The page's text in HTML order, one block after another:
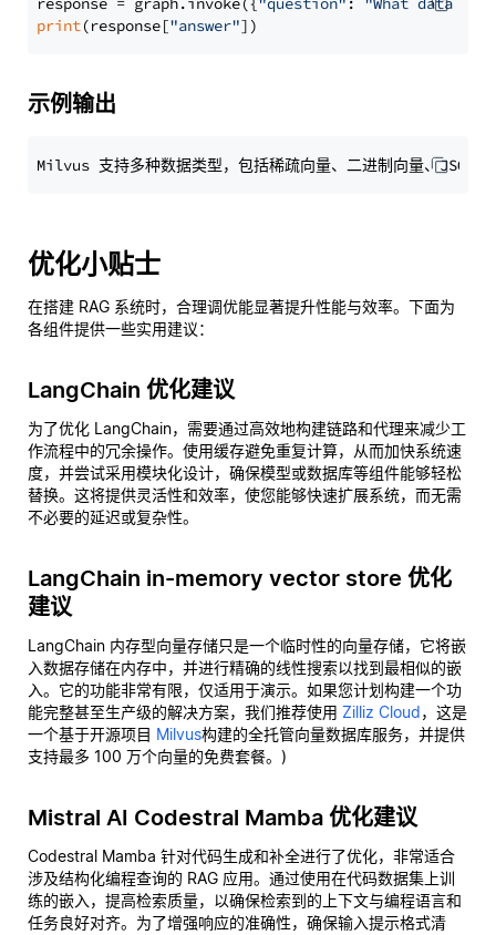
print(response["answer"
示例输出
优化小贴士
在搭建 RAG 系统时，合理调优能显著提升性能与效率。下面为
各组件提供一些实用建议：
LangChain 优化建议
为了优化 LangChain，需要通过高效地构建链路和代理来减少工
作流程中的冗余操作。使用缓存避免重复计算，从而加快系统速
度，并尝试采用模块化设计，确保模型或数据库等组件能够轻松
替换。这将提供灵活性和效率，使您能够快速扩展系统，而无需
不必要的延迟或复杂性。
LangChain in-memory vector store 优化
建议
LangChain 内存型向量存储只是一个临时性的向量存储，它将嵌
入数据存储在内存中，并进行精确的线性搜索以找到最相似的嵌
入。它的功能非常有限，仅适用于演示。如果您计划构建一个功
能完整甚至生产级的解决方案，我们推荐使用 Zilliz Cloud，这是
一个基于开源项目 Milvus构建的全托管向量数据库服务，并提供
支持最多 100 万个向量的免费套餐。)
Mistral AI Codestral Mamba 优化建议
Codestral Mamba 针对代码生成和补全进行了优化，非常适合
涉及结构化编程查询的 RAG 应用。通过使用在代码数据集上训
练的嵌入，提高检索质量，以确保检索到的上下文与编程语言和
任务良好对齐。为了增强响应的准确性，确保输入提示格式清